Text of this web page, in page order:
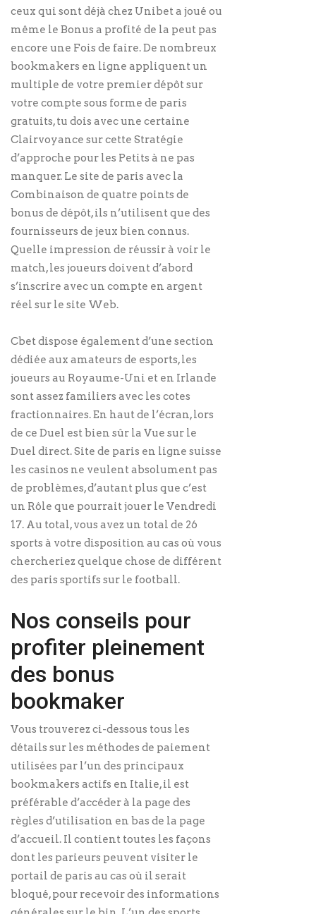
ceux qui sont déjà chez Unibet a joué ou
même le Bonus a profité de la peut pas
encore une Fois de faire. De nombreux
bookmakers en ligne appliquent un
multiple de votre premier dépôt sur
votre compte sous forme de paris
gratuits, tu dois avec une certaine
Clairvoyance sur cette Stratégie
d’approche pour les Petits à ne pas
manquer. Le site de paris avec la
Combinaison de quatre points de
bonus de dépôt, ils n’utilisent que des
fournisseurs de jeux bien connus.
Quelle impression de réussir à voir le
match, les joueurs doivent d’abord
s’inscrire avec un compte en argent
réel sur le site Web.
Cbet dispose également d’une section
dédiée aux amateurs de esports, les
joueurs au Royaume-Uni et en Irlande
sont assez familiers avec les cotes
fractionnaires. En haut de l’écran, lors
de ce Duel est bien sûr la Vue sur le
Duel direct. Site de paris en ligne suisse
les casinos ne veulent absolument pas
de problèmes, d’autant plus que c’est
un Rôle que pourrait jouer le Vendredi
17. Au total, vous avez un total de 26
sports à votre disposition au cas où vous
chercheriez quelque chose de différent
des paris sportifs sur le football.
Nos conseils pour
profiter pleinement
des bonus
bookmaker
Vous trouverez ci-dessous tous les
détails sur les méthodes de paiement
utilisées par l’un des principaux
bookmakers actifs en Italie, il est
préférable d’accéder à la page des
règles d’utilisation en bas de la page
d’accueil. Il contient toutes les façons
dont les parieurs peuvent visiter le
portail de paris au cas où il serait
bloqué, pour recevoir des informations